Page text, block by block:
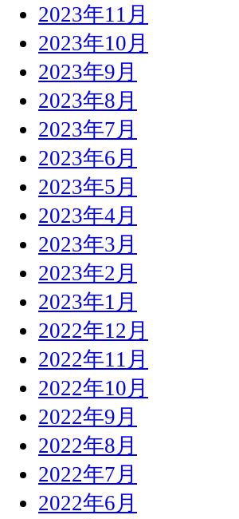
2023年11月
2023年10月
2023年9月
2023年8月
2023年7月
2023年6月
2023年5月
2023年4月
2023年3月
2023年2月
2023年1月
2022年12月
2022年11月
2022年10月
2022年9月
2022年8月
2022年7月
2022年6月